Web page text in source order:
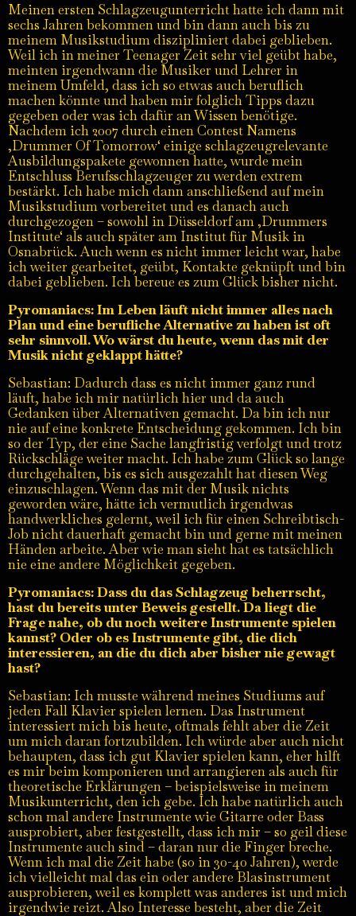
Meinen ersten Schlagzeugunterricht hatte ich dann mit
sechs Jahren bekommen und bin dann auch bis zu
meinem Musikstudium diszipliniert dabei geblieben.
Weil ich in meiner Teenager Zeit sehr viel geübt habe,
meinten irgendwann die Musiker und Lehrer in
meinem Umfeld, dass ich so etwas auch beruflich
machen könnte und haben mir folglich Tipps dazu
gegeben oder was ich dafür an Wissen benötige.
Nachdem ich 2007 durch einen Contest Namens
‚Drummer Of Tomorrow‘ einige schlagzeugrelevante
Ausbildungspakete gewonnen hatte, wurde mein
Entschluss Berufsschlagzeuger zu werden extrem
bestärkt. Ich habe mich dann anschließend auf mein
Musikstudium vorbereitet und es danach auch
durchgezogen – sowohl in Düsseldorf am ‚Drummers
Institute‘ als auch später am Institut für Musik in
Osnabrück. Auch wenn es nicht immer leicht war, habe
ich weiter gearbeitet, geübt, Kontakte geknüpft und bin
dabei geblieben. Ich bereue es zum Glück bisher nicht.
Pyromaniacs: Im Leben läuft nicht immer alles nach
Plan und eine berufliche Alternative zu haben ist oft
sehr sinnvoll. Wo wärst du heute, wenn das mit der
Musik nicht geklappt hätte?
Sebastian: Dadurch dass es nicht immer ganz rund
läuft, habe ich mir natürlich hier und da auch
Gedanken über Alternativen gemacht. Da bin ich nur
nie auf eine konkrete Entscheidung gekommen. Ich bin
so der Typ, der eine Sache langfristig verfolgt und trotz
Rückschläge weiter macht. Ich habe zum Glück so lange
durchgehalten, bis es sich ausgezahlt hat diesen Weg
einzuschlagen. Wenn das mit der Musik nichts
geworden wäre, hätte ich vermutlich irgendwas
handwerkliches gelernt, weil ich für einen Schreibtisch-
Job nicht dauerhaft gemacht bin und gerne mit meinen
Händen arbeite. Aber wie man sieht hat es tatsächlich
nie eine andere Möglichkeit gegeben.
Pyromaniacs: Dass du das Schlagzeug beherrscht,
hast du bereits unter Beweis gestellt. Da liegt die
Frage nahe, ob du noch weitere Instrumente spielen
kannst? Oder ob es Instrumente gibt, die dich
interessieren, an die du dich aber bisher nie gewagt
hast?
Sebastian: Ich musste während meines Studiums auf
jeden Fall Klavier spielen lernen. Das Instrument
interessiert mich bis heute, oftmals fehlt aber die Zeit
um mich daran fortzubilden. Ich würde aber auch nicht
behaupten, dass ich gut Klavier spielen kann, eher hilft
es mir beim komponieren und arrangieren als auch für
theoretische Erklärungen – beispielsweise in meinem
Musikunterricht, den ich gebe. Ich habe natürlich auch
schon mal andere Instrumente wie Gitarre oder Bass
ausprobiert, aber festgestellt, dass ich mir – so geil diese
Instrumente auch sind – daran nur die Finger breche.
Wenn ich mal die Zeit habe (so in 30-40 Jahren), werde
ich vielleicht mal das ein oder andere Blasinstrument
ausprobieren, weil es komplett was anderes ist und mich
irgendwie reizt. Also Interesse besteht, aber die Zeit